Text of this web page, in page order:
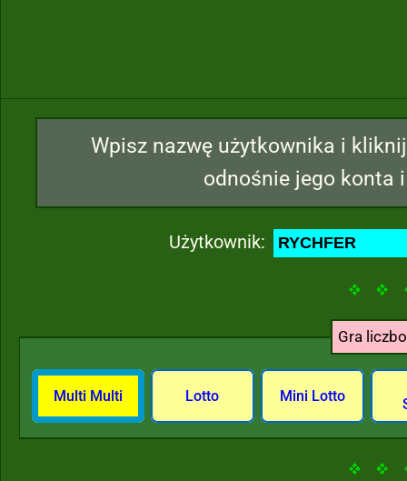
Wpisz nazwę użytkownika i
odnośnie jego konta
Użytkownik:
Gra
Multi Multi Lotto Mini Lotto